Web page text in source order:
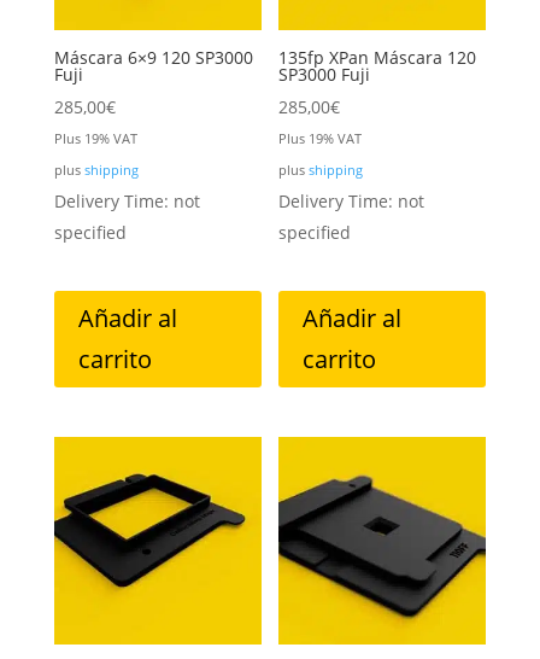
Máscara 6×9 120 SP3000
Fuji
285,00€
Plus 19% VAT
plus shipping
Delivery Time: not
specified
Añadir al
carrito
135fp XPan Máscara 120
SP3000 Fuji
285,00€
Plus 19% VAT
plusshipping
Delivery Time: not
specified
Añadir al
carrito